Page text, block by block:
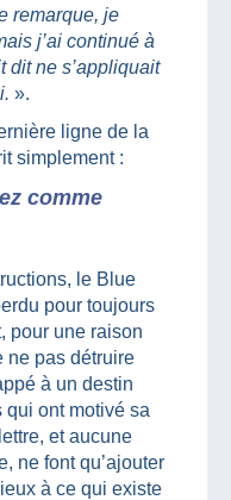
remarque, je
j’ai continué à
dit ne s’appliquait
».
ligne de la
simplement :
comme
le Blue
pour toujours
pour une raison
ne pas détruire
à un destin
ont motivé sa
et aucune
ne font qu’ajouter
à ce qui existe